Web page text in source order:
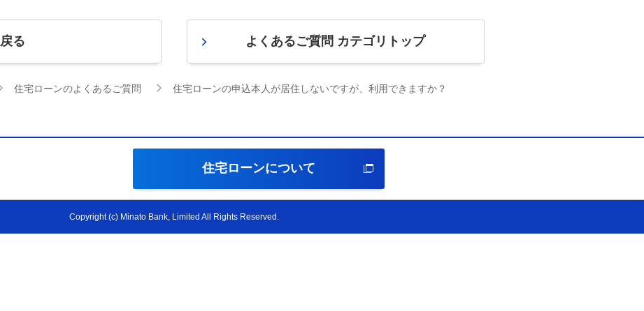
戻る よくあるご質問 カテゴリトップ
住宅ローンのよくあるご質問 住宅ローンの申込本人が居住しないですが、利用できますか？
住宅ローンについて
Copyright (c) Minato Bank, Limited All Rights Reserved.